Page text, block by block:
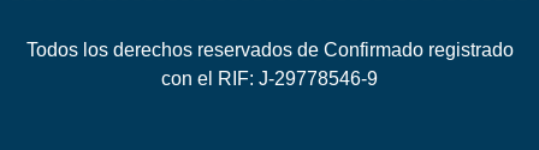
Todos los derechos reservados de Confirmado registrado
con el RIF: J-29778546-9